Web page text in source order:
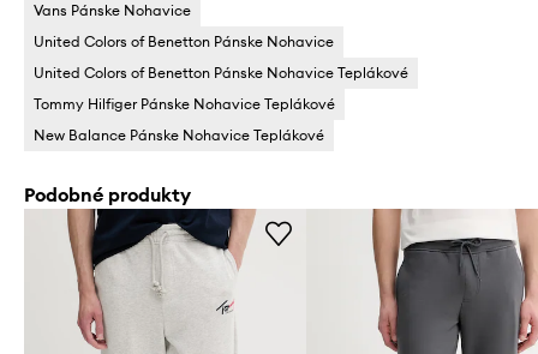
Vans Pánske Nohavice
United Colors of Benetton Pánske Nohavice
United Colors of Benetton Pánske Nohavice Teplákové
Tommy Hilfiger Pánske Nohavice Teplákové
New Balance Pánske Nohavice Teplákové
Podobné produkty